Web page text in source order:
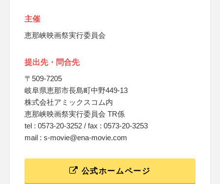
主催
恵那峡映画祭実行委員会
提出先・問合先
〒509-7205
岐阜県恵那市長島町中野449-13
株式会社アミックスコム内
恵那峡映画祭実行委員会 TR係
tel : 0573-20-3252 / fax : 0573-20-3253
mail : s-movie@ena-movie.com
公式ホームページ